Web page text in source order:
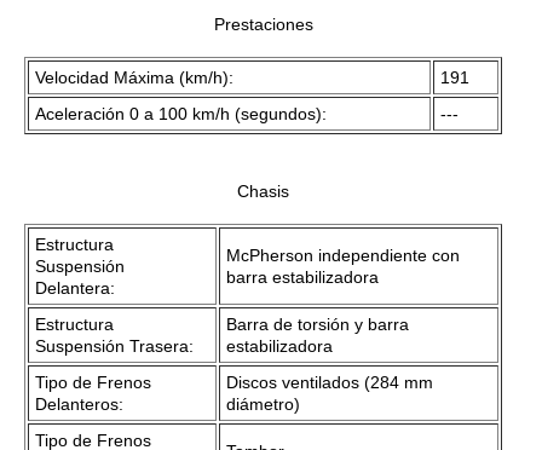
Prestaciones
Velocidad Máxima (km/h):
191
Aceleración 0 a 100 km/h (segundos):
---
Chasis
Estructura
Suspensión
Delantera:
McPherson independiente con
barra estabilizadora
Estructura
Suspensión Trasera:
Barra de torsión y barra
estabilizadora
Tipo de Frenos
Delanteros:
Discos ventilados (284 mm
diámetro)
Tipo de Frenos